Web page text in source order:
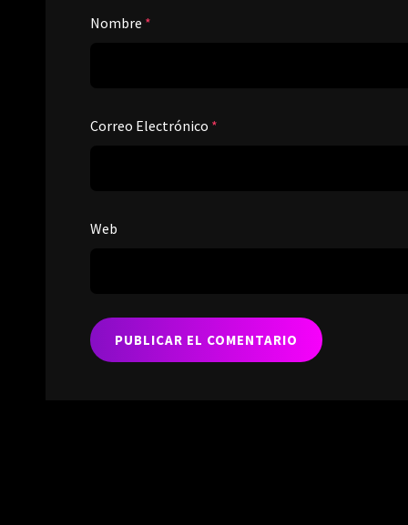
Nombre *
Correo Electrónico *
Web